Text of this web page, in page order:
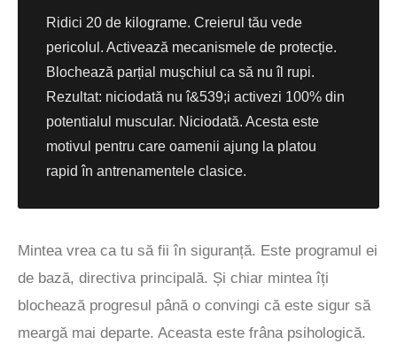
Ridici 20 de kilograme. Creierul tău vede
pericolul. Activează mecanismele de protecție.
Blochează parțial mușchiul ca să nu îl rupi.
Rezultat: niciodată nu î&539;i activezi 100% din
potentialul muscular. Niciodată. Acesta este
motivul pentru care oamenii ajung la platou
rapid în antrenamentele clasice.
Mintea vrea ca tu să fii în siguranță. Este programul ei
de bază, directiva principală. Și chiar mintea îți
blochează progresul până o convingi că este sigur să
meargă mai departe. Aceasta este frâna psihologică.